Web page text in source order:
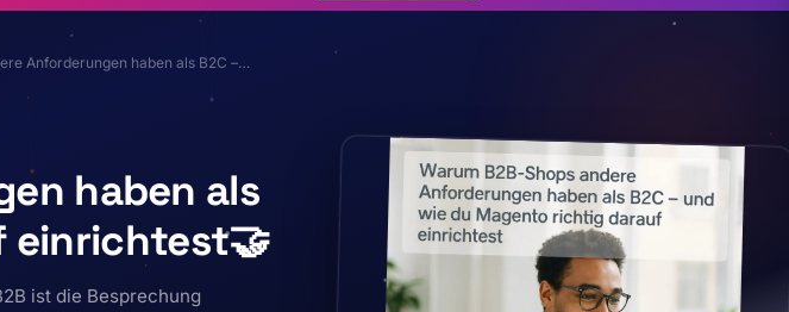
Anforderungen haben als B2C –…
haben als
einrichtest🤝
ist die Besprechung